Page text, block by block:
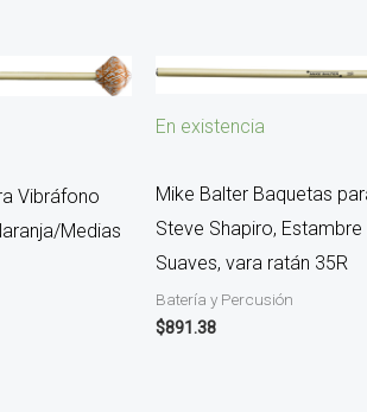
Vibráfono
Medias
En existencia
Mike Balter Baquetas
Steve Shapiro,
Suaves, vara ratán 35R
Batería y Percusión
$891.38